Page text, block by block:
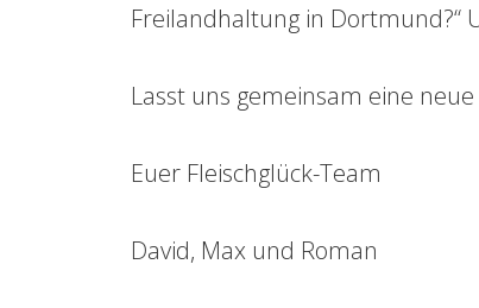
Freilandhaltung in Dortmund?“
Lasst uns gemeinsam eine
Euer Fleischglück-Team
David, Max und Roman